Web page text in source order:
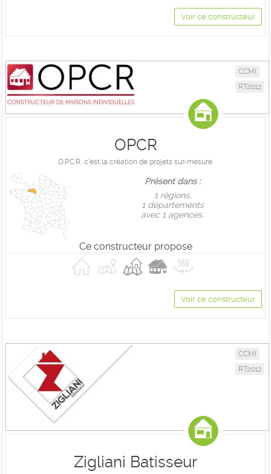
Voir ce constructeur
CCMI
RT2012
OPCR
O.P.C.R, c’est la création de projets sur-mesure.
Présent dans :
1 règions,
1 départements
avec 1 agences.
Ce constructeur propose
Voir ce constructeur
CCMI
RT2012
Zigliani Batisseur